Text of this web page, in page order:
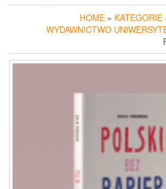
HOME » KATEGORIE
WYDAWNICTWO